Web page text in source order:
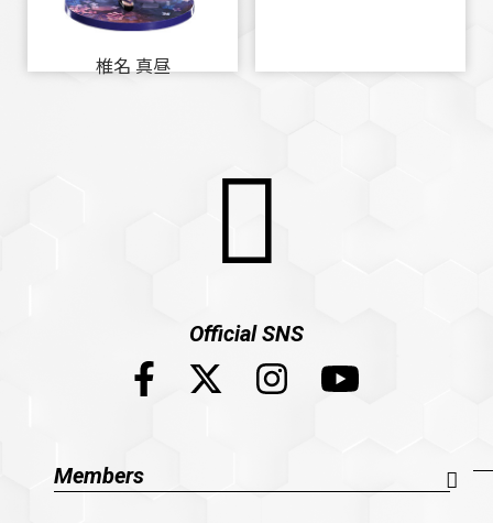
椎名 真昼
Official SNS
Members